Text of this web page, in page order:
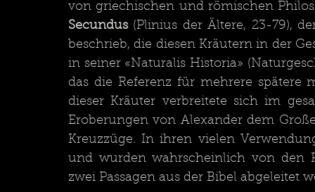
von griechischen und römischen
Secundus (Plinius der Ältere, 23-79),
beschrieb, die diesen Kräutern in der
in seiner «Naturalis Historia»
das die Referenz für mehrere spätere
dieser Kräuter verbreitete sich im
Eroberungen von Alexander dem
Kreuzzüge. In ihren vielen
und wurden wahrscheinlich von den
zwei Passagen aus der Bibel abgeleitet